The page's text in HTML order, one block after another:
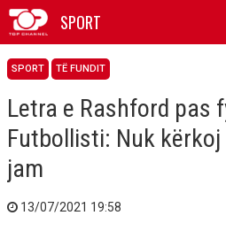
SPORT
SPORT TË FUNDIT
Letra e Rashford pas
Futbollisti: Nuk kërkoj
jam
13/07/2021 19:58